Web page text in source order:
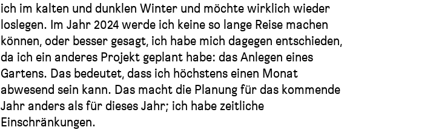
ich im kalten und dunklen Winter und möchte wirklich wieder
loslegen. Im Jahr 2024 werde ich keine so lange Reise machen
können, oder besser gesagt, ich habe mich dagegen entschieden,
da ich ein anderes Projekt geplant habe: das Anlegen eines
Gartens. Das bedeutet, dass ich höchstens einen Monat
abwesend sein kann. Das macht die Planung für das kommende
Jahr anders als für dieses Jahr; ich habe zeitliche
Einschränkungen.